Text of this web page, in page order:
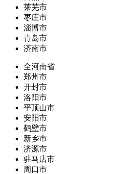
莱芜市
枣庄市
淄博市
青岛市
济南市
全河南省
郑州市
开封市
洛阳市
平顶山市
安阳市
鹤壁市
新乡市
济源市
驻马店市
周口市